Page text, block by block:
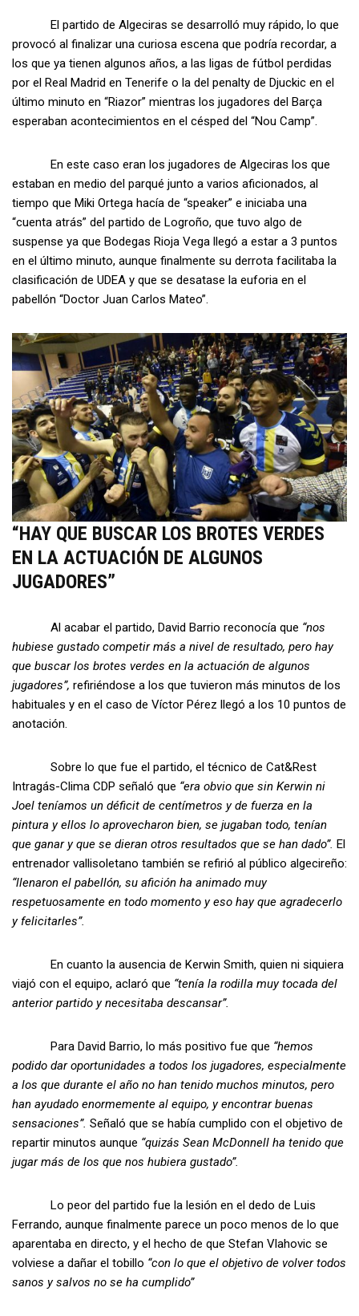
El partido de Algeciras se desarrolló muy rápido, lo que
provocó al finalizar una curiosa escena que podría recordar, a
los que ya tienen algunos años, a las ligas de fútbol perdidas
por el Real Madrid en Tenerife o la del penalty de Djuckic en el
último minuto en “Riazor” mientras los jugadores del Barça
esperaban acontecimientos en el césped del “Nou Camp”.
En este caso eran los jugadores de Algeciras los que
estaban en medio del parqué junto a varios aficionados, al
tiempo que Miki Ortega hacía de “speaker” e iniciaba una
“cuenta atrás” del partido de Logroño, que tuvo algo de
suspense ya que Bodegas Rioja Vega llegó a estar a 3 puntos
en el último minuto, aunque finalmente su derrota facilitaba la
clasificación de UDEA y que se desatase la euforia en el
pabellón “Doctor Juan Carlos Mateo”.
“HAY QUE BUSCAR LOS BROTES VERDES
EN LA ACTUACIÓN DE ALGUNOS
JUGADORES”
Al acabar el partido, David Barrio reconocía que “nos
hubiese gustado competir más a nivel de resultado, pero hay
que buscar los brotes verdes en la actuación de algunos
jugadores”, refiriéndose a los que tuvieron más minutos de los
habituales y en el caso de Víctor Pérez llegó a los 10 puntos de
anotación.
Sobre lo que fue el partido, el técnico de Cat&Rest
Intragás-Clima CDP señaló que “era obvio que sin Kerwin ni
Joel teníamos un déficit de centímetros y de fuerza en la
pintura y ellos lo aprovecharon bien, se jugaban todo, tenían
que ganar y que se dieran otros resultados que se han dado”. El
entrenador vallisoletano también se refirió al público algecireño:
“llenaron el pabellón, su afición ha animado muy
respetuosamente en todo momento y eso hay que agradecerlo
y felicitarles”.
En cuanto la ausencia de Kerwin Smith, quien ni siquiera
viajó con el equipo, aclaró que “tenía la rodilla muy tocada del
anterior partido y necesitaba descansar”.
Para David Barrio, lo más positivo fue que “hemos
podido dar oportunidades a todos los jugadores, especialmente
a los que durante el año no han tenido muchos minutos, pero
han ayudado enormemente al equipo, y encontrar buenas
sensaciones”. Señaló que se había cumplido con el objetivo de
repartir minutos aunque “quizás Sean McDonnell ha tenido que
jugar más de los que nos hubiera gustado”.
Lo peor del partido fue la lesión en el dedo de Luis
Ferrando, aunque finalmente parece un poco menos de lo que
aparentaba en directo, y el hecho de que Stefan Vlahovic se
volviese a dañar el tobillo “con lo que el objetivo de volver todos
sanos y salvos no se ha cumplido”